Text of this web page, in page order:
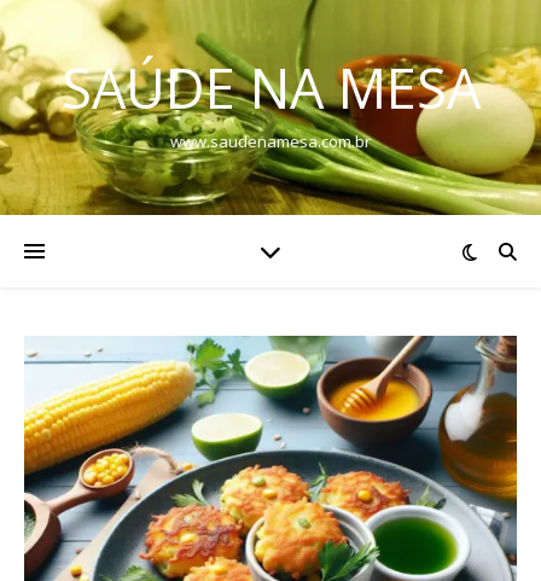
SAÚDE NA MESA
www.saudenamesa.com.br